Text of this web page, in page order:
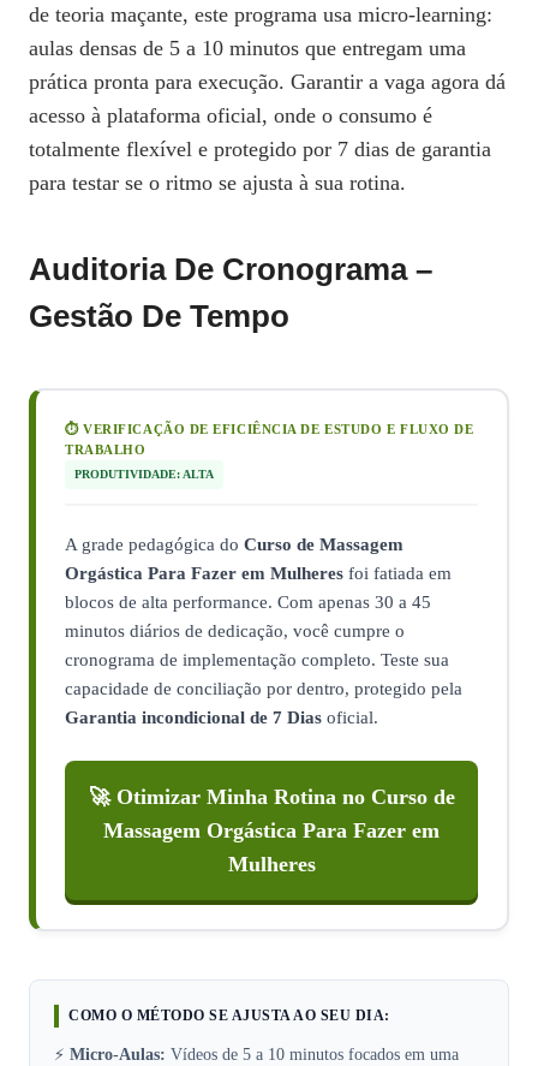
de teoria maçante, este programa usa micro‑learning:
aulas densas de 5 a 10 minutos que entregam uma
prática pronta para execução. Garantir a vaga agora dá
acesso à plataforma oficial, onde o consumo é
totalmente flexível e protegido por 7 dias de garantia
para testar se o ritmo se ajusta à sua rotina.
Auditoria De Cronograma –
Gestão De Tempo
⏱️ VERIFICAÇÃO DE EFICIÊNCIA DE ESTUDO E FLUXO DE
TRABALHO
PRODUTIVIDADE: ALTA
A grade pedagógica do Curso de Massagem
Orgástica Para Fazer em Mulheres foi fatiada em
blocos de alta performance. Com apenas 30 a 45
minutos diários de dedicação, você cumpre o
cronograma de implementação completo. Teste sua
capacidade de conciliação por dentro, protegido pela
Garantia incondicional de 7 Dias oficial.
🚀 Otimizar Minha Rotina no Curso de
Massagem Orgástica Para Fazer em
Mulheres
COMO O MÉTODO SE AJUSTA AO SEU DIA:
⚡ Micro‑Aulas: Vídeos de 5 a 10 minutos focados em uma